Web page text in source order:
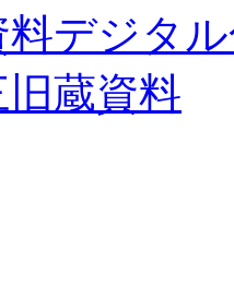
料デジタ
蔵資料